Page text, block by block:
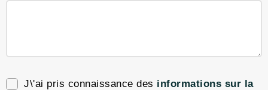
J\'ai pris connaissance des informations sur la